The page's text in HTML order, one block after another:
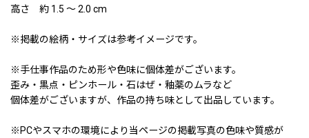
高さ 約 1.5 〜 2.0 cm
※掲載の絵柄・サイズは参考イメージです。
※手仕事作品のため形や色味に個体差がございます。
歪み・黒点・ピンホール・石はぜ・釉薬のムラなど
個体差がございますが、作品の持ち味として出品しています。
※PCやスマホの環境により当ページの掲載写真の色味や質感が